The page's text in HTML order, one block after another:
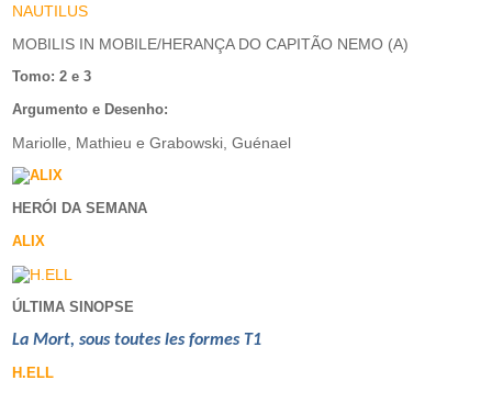
NAUTILUS
MOBILIS IN MOBILE/HERANÇA DO CAPITÃO NEMO (A)
Tomo: 2 e 3
Argumento e Desenho:
Mariolle, Mathieu e Grabowski, Guénael
HERÓI DA SEMANA
ALIX
ÚLTIMA SINOPSE
La Mort, sous toutes les formes T1
H.ELL